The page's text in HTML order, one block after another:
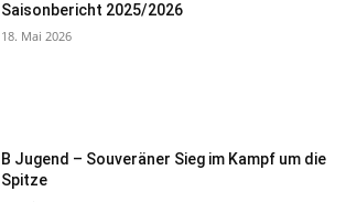
Saisonbericht 2025/2026
18. Mai 2026
B Jugend – Souveräner Sieg im Kampf um die
Spitze